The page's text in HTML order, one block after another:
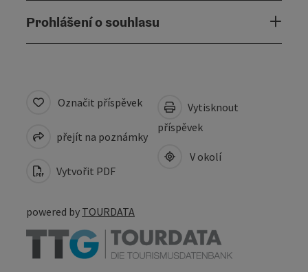
Prohlášení o souhlasu
Označit příspěvek
přejít na poznámky
Vytvořit PDF
Vytisknout
příspěvek
V okolí
powered by TOURDATA